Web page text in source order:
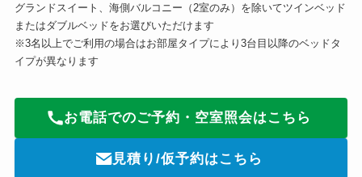
グランドスイート、海側バルコニー（2室のみ）を除いてツインベッド
またはダブルベッドをお選びいただけます
※3名以上でご利用の場合はお部屋タイプにより3台目以降のベッドタ
イプが異なります
お電話でのご予約・空室照会はこちら
見積り/仮予約はこちら